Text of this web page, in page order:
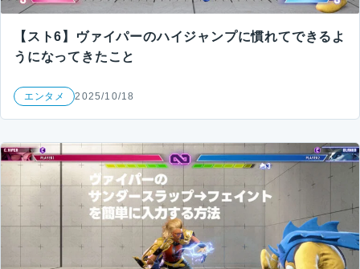
【スト6】ヴァイパーのハイジャンプに慣れてできるよ
うになってきたこと
エンタメ 2025/10/18